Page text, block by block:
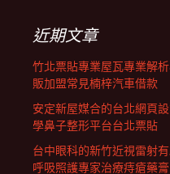
列近期文章
竹北票貼專業屋瓦專業解
販加盟常見楠梓汽車借款
安定新屋媒合的台北網頁
學鼻子整形平台台北票貼
台中眼科的新竹近視雷射
呼吸照護專家治療痔瘡藥膏